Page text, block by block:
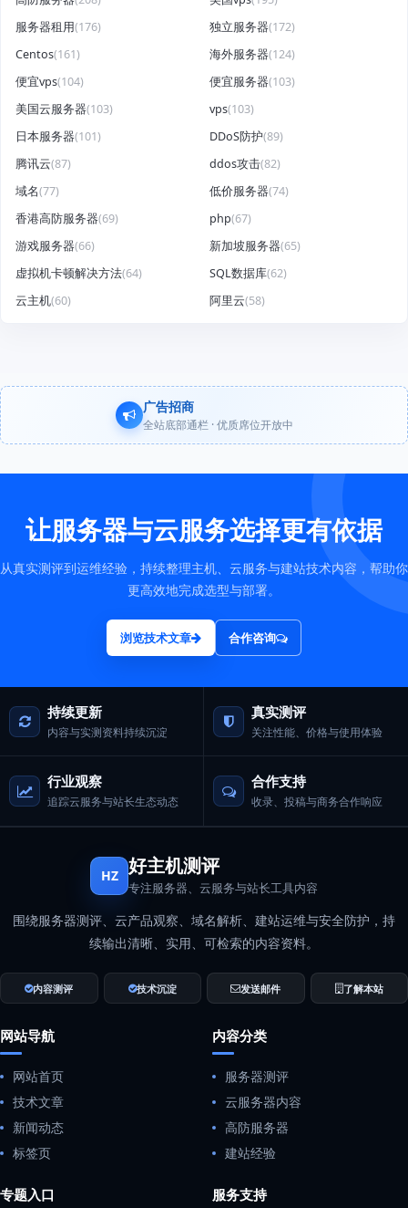
服务器租用(176) 独立服务器(172)
Centos(161) 海外服务器(124)
便宜vps(104) 便宜服务器(103)
美国云服务器(103) vps(103)
日本服务器(101) DDoS防护(89)
腾讯云(87) ddos攻击(82)
域名(77) 低价服务器(74)
香港高防服务器(69) php(67)
游戏服务器(66) 新加坡服务器(65)
虚拟机卡顿解决方法(64) SQL数据库(62)
云主机(60) 阿里云(58)
广告招商
全站底部通栏 · 优质席位开放中
让服务器与云服务选择更有依据
从真实测评到运维经验，持续整理主机、云服务与建站技术内容，帮助你
更高效地完成选型与部署。
浏览技术文章 合作咨询
持续更新
内容与实测资料持续沉淀
真实测评
关注性能、价格与使用体验
行业观察
追踪云服务与站长生态动态
合作支持
收录、投稿与商务合作响应
HZ 好主机测评
专注服务器、云服务与站长工具内容
围绕服务器测评、云产品观察、域名解析、建站运维与安全防护，持
续输出清晰、实用、可检索的内容资料。
内容测评 技术沉淀 发送邮件 了解本站
网站导航
网站首页
技术文章
新闻动态
标签页
内容分类
服务器测评
云服务器内容
高防服务器
建站经验
专题入口 服务支持